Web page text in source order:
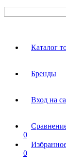
Каталог
Бренды
Вход на
0
0